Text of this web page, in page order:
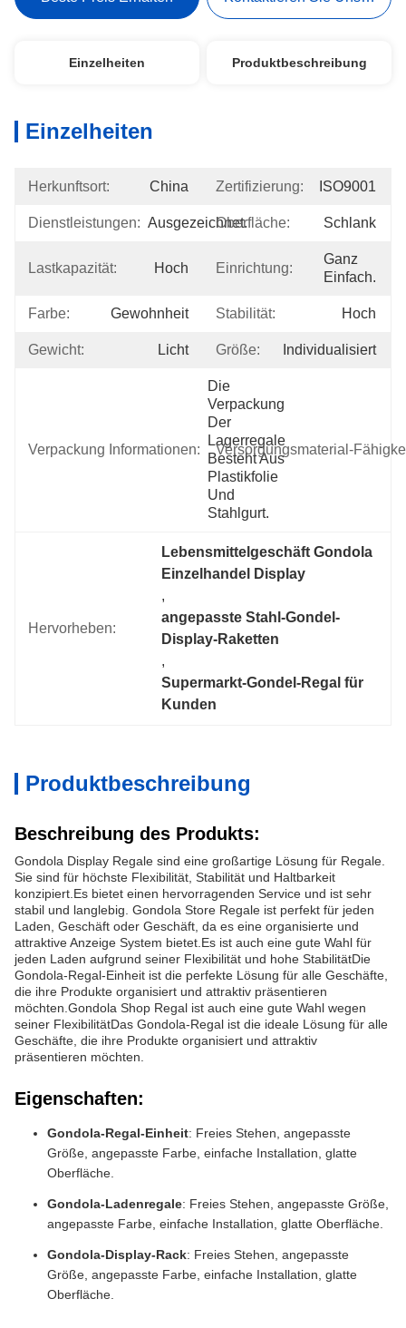
Einzelheiten Produktbeschreibung
Einzelheiten
Herkunftsort: China Zertifizierung: ISO9001
Dienstleistungen: Ausgezeichnet.Oberfläche: Schlank
Lastkapazität: Hoch Einrichtung:
Ganz
Einfach.
Farbe: Gewohnheit Stabilität: Hoch
Gewicht: Licht Größe: Individualisiert
Verpackung Informationen:
Die
Verpackung
Der
Lagerregale
Besteht Aus
Plastikfolie
Und
Stahlgurt.
Versorgungsmaterial-
Hervorheben:
Lebensmittelgeschäft Gondola
Einzelhandel Display
,
angepasste Stahl-Gondel-
Display-Raketten
,
Supermarkt-Gondel-Regal für
Kunden
Produktbeschreibung
Beschreibung des Produkts:
Gondola Display Regale sind eine großartige Lösung für Regale.
Sie sind für höchste Flexibilität, Stabilität und Haltbarkeit
konzipiert.Es bietet einen hervorragenden Service und ist sehr
stabil und langlebig. Gondola Store Regale ist perfekt für jeden
Laden, Geschäft oder Geschäft, da es eine organisierte und
attraktive Anzeige System bietet.Es ist auch eine gute Wahl für
jeden Laden aufgrund seiner Flexibilität und hohe StabilitätDie
Gondola-Regal-Einheit ist die perfekte Lösung für alle Geschäfte,
die ihre Produkte organisiert und attraktiv präsentieren
möchten.Gondola Shop Regal ist auch eine gute Wahl wegen
seiner FlexibilitätDas Gondola-Regal ist die ideale Lösung für alle
Geschäfte, die ihre Produkte organisiert und attraktiv
präsentieren möchten.
Eigenschaften:
Gondola-Regal-Einheit: Freies Stehen, angepasste
Größe, angepasste Farbe, einfache Installation, glatte
Oberfläche.
Gondola-Ladenregale: Freies Stehen, angepasste Größe,
angepasste Farbe, einfache Installation, glatte Oberfläche.
Gondola-Display-Rack: Freies Stehen, angepasste
Größe, angepasste Farbe, einfache Installation, glatte
Oberfläche.